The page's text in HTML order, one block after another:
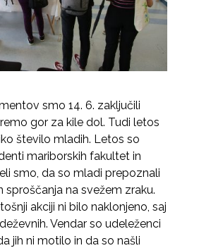
smo 14. 6. zaključili
gor za kile dol. Tudi letos
število mladih. Letos so
mariborskih fakultet in
smo, da so mladi prepoznali
sproščanja na svežem zraku.
akciji ni bilo naklonjeno, saj
Vendar so udeleženci
jih ni motilo in da so našli